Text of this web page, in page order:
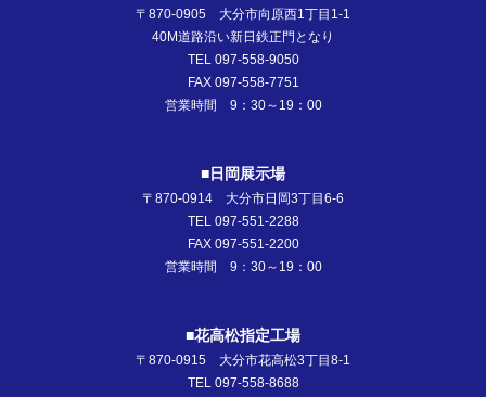
〒870-0905 大分市向原西1丁目1-1
40M道路沿い新日鉄正門となり
TEL 097-558-9050
FAX 097-558-7751
営業時間 9：30～19：00
■日岡展示場
〒870-0914 大分市日岡3丁目6-6
TEL 097-551-2288
FAX 097-551-2200
営業時間 9：30～19：00
■花高松指定工場
〒870-0915 大分市花高松3丁目8-1
TEL 097-558-8688